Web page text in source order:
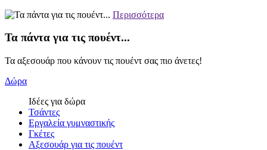
Περισσότερα
Τα πάντα για τις πουέντ...
Τα αξεσουάρ που κάνουν τις πουέντ σας πιο άνετες!
Δώρα
Ιδέες για δώρα
Τσάντες
Εργαλεία γυμναστικής
Γκέτες
Αξεσουάρ για τις πουέντ